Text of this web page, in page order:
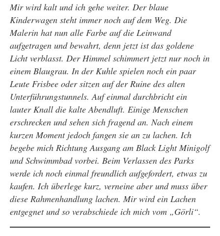
Mir wird kalt und ich gehe weiter. Der blaue
Kinderwagen steht immer noch auf dem Weg. Die
Malerin hat nun alle Farbe auf die Leinwand
aufgetragen und bewahrt, denn jetzt ist das goldene
Licht verblasst. Der Himmel schimmert jetzt nur noch in
einem Blaugrau. In der Kuhle spielen noch ein paar
Leute Frisbee oder sitzen auf der Ruine des alten
Unterführungstunnels. Auf einmal durchbricht ein
lauter Knall die kalte Abendluft. Einige Menschen
erschrecken und sehen sich fragend an. Nach einem
kurzen Moment jedoch fangen sie an zu lachen. Ich
begebe mich Richtung Ausgang am Black Light Minigolf
und Schwimmbad vorbei. Beim Verlassen des Parks
werde ich noch einmal freundlich aufgefordert, etwas zu
kaufen. Ich überlege kurz, verneine aber und muss über
diese Rahmenhandlung lachen. Mir wird ein Lachen
entgegnet und so verabschiede ich mich vom „Görli“.